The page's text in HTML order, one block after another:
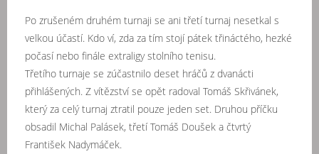
Po zrušeném druhém turnaji se ani třetí turnaj nesetkal s
velkou účastí. Kdo ví, zda za tím stojí pátek třináctého, hezké
počasí nebo finále extraligy stolního tenisu.
Třetího turnaje se zúčastnilo deset hráčů z dvanácti
přihlášených. Z vítězství se opět radoval Tomáš Skřivánek,
který za celý turnaj ztratil pouze jeden set. Druhou příčku
obsadil Michal Palásek, třetí Tomáš Doušek a čtvrtý
František Nadymáček.